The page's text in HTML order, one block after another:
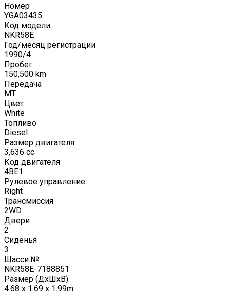
Номер
YGA03435
Код модели
NKR58E
Год/месяц регистрации
1990/4
Пробег
150,500 km
Передача
MT
Цвет
White
Топливо
Diesel
Размер двигателя
3,636 cc
Код двигателя
4BE1
Рулевое управление
Right
Трансмиссия
2WD
Двери
2
Сиденья
3
Шасси №
NKR58E-7188851
Размер (ДxШxВ)
4.68 x 1.69 x 1.99m